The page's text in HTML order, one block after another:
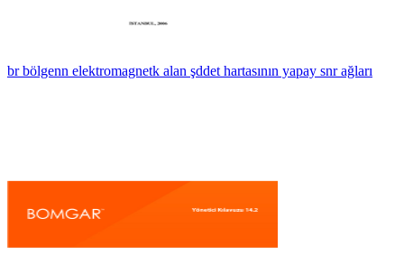
br bölgenn elektromagnetk alan şddet hartasının yapay snr ağları